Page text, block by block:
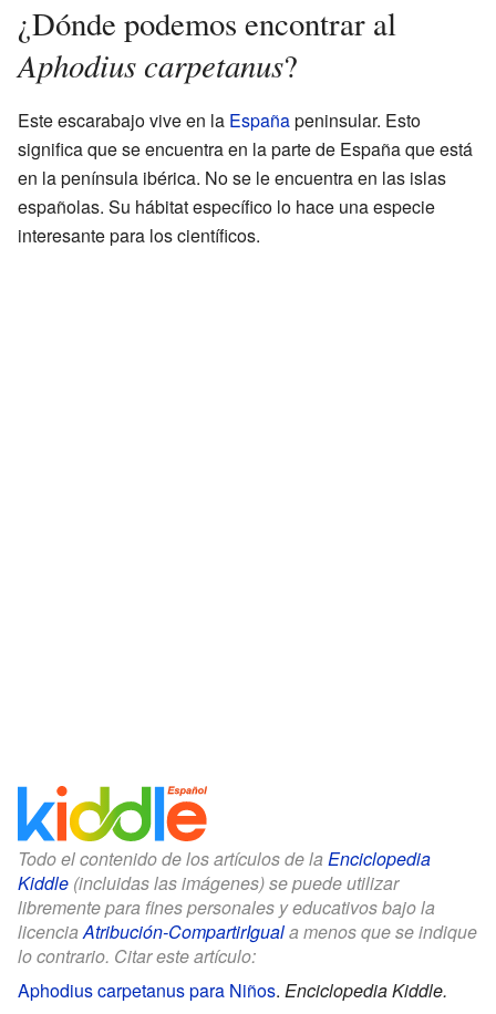
¿Dónde podemos encontrar al
Aphodius carpetanus?
Este escarabajo vive en la Españapeninsular. Esto
significa que se encuentra en la parte de España que está
en la península ibérica. No se le encuentra en las islas
españolas. Su hábitat específico lo hace una especie
interesante para los científicos.
Todo el contenido de los artículos de la Enciclopedia
Kiddle (incluidas las imágenes) se puede utilizar
libremente para fines personales y educativos bajo la
licenciaAtribución-CompartirIguala menos que se indique
lo contrario. Citar este artículo:
Aphodius carpetanus para Niños. Enciclopedia Kiddle.